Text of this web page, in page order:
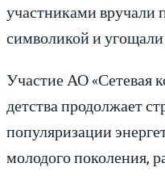
участниками вручали
символикой и
Участие АО «Сетевая
детства продолжает
популяризации
молодого поколения,